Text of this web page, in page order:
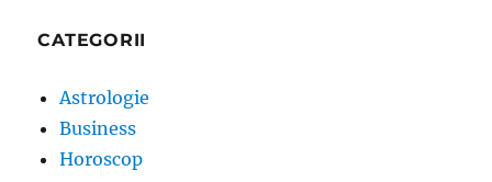
CATEGORII
Astrologie
Business
Horoscop